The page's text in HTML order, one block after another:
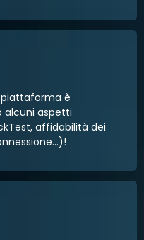
piattaforma è
aspetti
affidabilità dei